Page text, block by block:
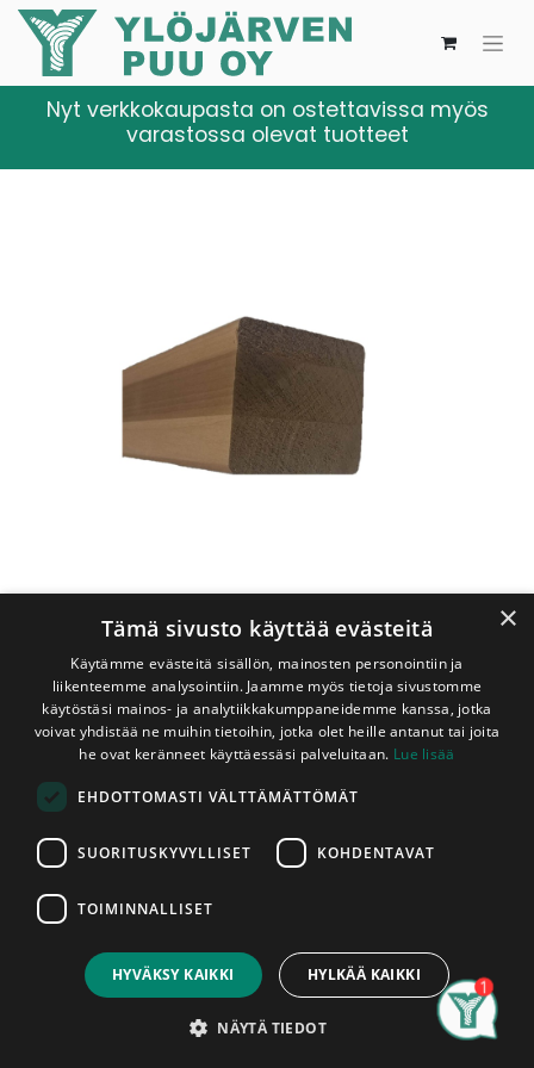
58,70€
Account
Nyt verkkokaupasta on ostettavissa myös
varastossa olevat tuotteet
Shop Lämpökäsitelty Haapa 68x68x2400 mm SHP
Lämpökäsitelty Haapa
68x68x2400 mm SHP
Liimarakenne
Lämpökäsitelty tolppa, jonka raaka-aineena on
liimarakenteinen A-laatuluokan haapa. Tolpat myydään
kappaleittain. Asennettu tuote on hyväksytty tuote,
tuotteissa ilmeneviin mahdollisiin tuotantovirheisiin voidaan
vedota vain ennen asentamista.
×
Tämä sivusto käyttää evästeitä
Käytämme evästeitä sisällön, mainosten personointiin ja
liikenteemme analysointiin. Jaamme myös tietoja sivustomme
käytöstäsi mainos- ja analytiikkakumppaneidemme kanssa, jotka
voivat yhdistää ne muihin tietoihin, jotka olet heille antanut tai joita
he ovat keränneet käyttäessäsi palveluitaan. Lue lisää
EHDOTTOMASTI VÄLTTÄMÄTTÖMÄT
SUORITUSKYVYLLISET KOHDENTAVAT
TOIMINNALLISET
HYVÄKSY KAIKKI HYLKÄÄ KAIKKI
NÄYTÄ TIEDOT